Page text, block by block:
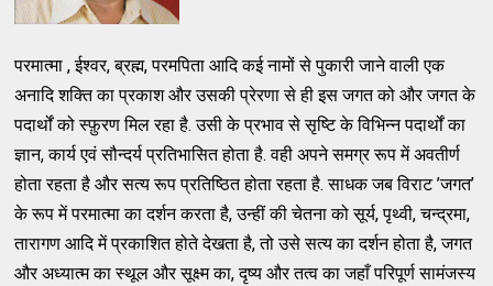
परमात्मा , ईश्वर, ब्रह्म, परमपिता आदि कई नामों से पुकारी जाने वाली एक
अनादि शक्ति का प्रकाश और उसकी प्रेरणा से ही इस जगत को और जगत के
पदार्थों को स्फ़ुरण मिल रहा है. उसी के प्रभाव से सृष्टि के विभिन्न पदार्थों का
ज्ञान, कार्य एवं सौन्दर्य प्रतिभासित होता है. वही अपने समग्र रूप में अवतीर्ण
होता रहता है और सत्य रूप प्रतिष्ठित होता रहता है. साधक जब विराट ’जगत’
के रूप में परमात्मा का दर्शन करता है, उन्हीं की चेतना को सूर्य, पृथ्वी, चन्द्रमा,
तारागण आदि में प्रकाशित होते देखता है, तो उसे सत्य का दर्शन होता है, जगत
और अध्यात्म का स्थूल और सूक्ष्म का, दृष्य और तत्व का जहाँ परिपूर्ण सामंजस्य